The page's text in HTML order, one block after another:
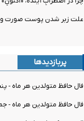
علت زبر شدن پوست صورت و
پربازدیدها
فال حافظ متولدین هر ماه - پنجشنبه ۱۵
فال حافظ متولدین هر ماه - جمعه ۱۶ مرداد